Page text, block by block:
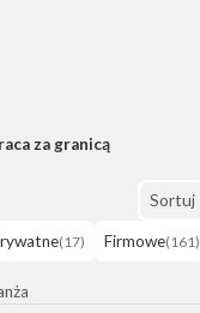
za granicą
Sortuj
(17) Firmowe(161)